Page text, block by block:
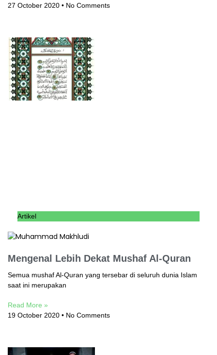
27 October 2020
No Comments
Artikel
Mengenal Lebih Dekat Mushaf Al-Quran
Semua mushaf Al-Quran yang tersebar di seluruh dunia Islam
saat ini merupakan
Read More »
19 October 2020
No Comments